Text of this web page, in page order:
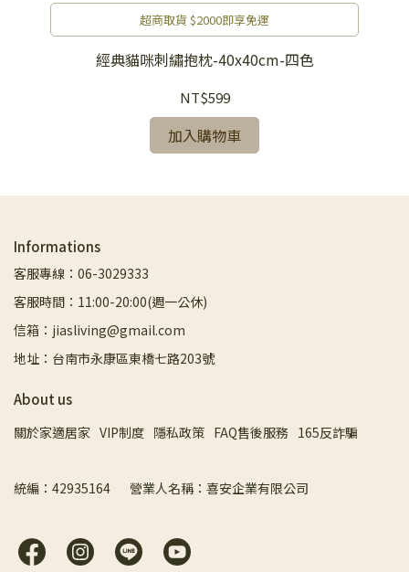
超商取貨 $2000即享免運
經典貓咪刺繡抱枕-40x40cm-四色
NT$599
加入購物車
Informations
客服專線：06-3029333
客服時間：11:00-20:00(週一公休)
信箱：jiasliving@gmail.com
地址：台南市永康區東橋七路203號
About us
關於家適居家 VIP制度 隱私政策 FAQ售後服務 165反詐騙
統編：42935164       營業人名稱：喜安企業有限公司